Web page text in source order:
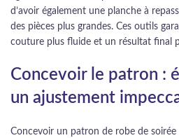
d’avoir également une planche à
des pièces plus grandes. Ces outils
couture plus fluide et un résultat final
Concevoir le patron :
un ajustement
Concevoir un patron de robe de